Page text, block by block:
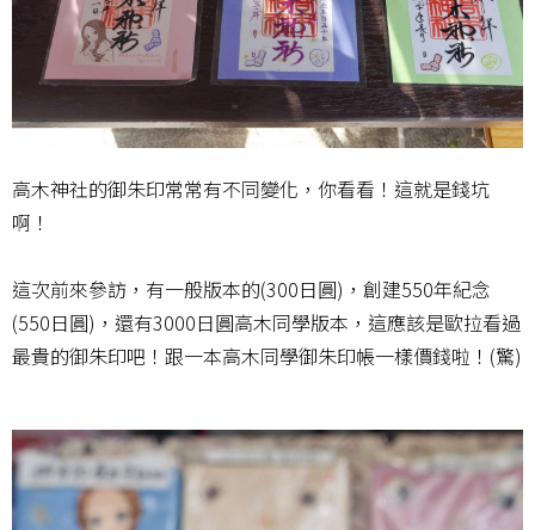
高木神社的御朱印常常有不同變化，你看看！這就是錢坑
啊！
這次前來參訪，有一般版本的(300日圓)，創建550年紀念
(550日圓)，還有3000日圓高木同學版本，這應該是歐拉看過
最貴的御朱印吧！跟一本高木同學御朱印帳一樣價錢啦！(驚)